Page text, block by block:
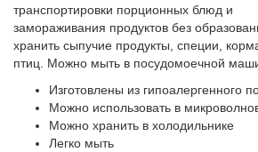
транспортировки порционных блюд и
замораживания продуктов без
хранить сыпучие продукты, специи,
птиц. Можно мыть в посудомоечной
Изготовлены из гипоалергенного
Можно использовать в
Можно хранить в холодильнике
Легко мыть